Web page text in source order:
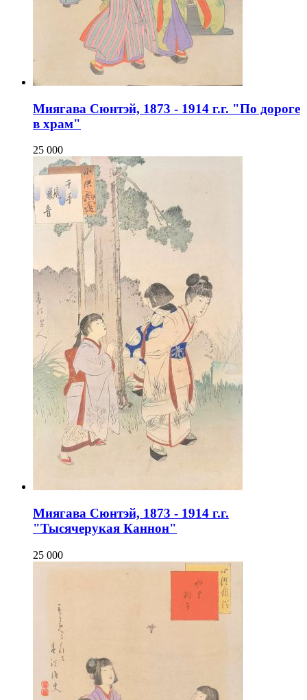
Миягава Сюнтэй, 1873 - 1914 г.г. "По дороге
в храм"
25 000
Миягава Сюнтэй, 1873 - 1914 г.г.
"Тысячерукая Каннон"
25 000